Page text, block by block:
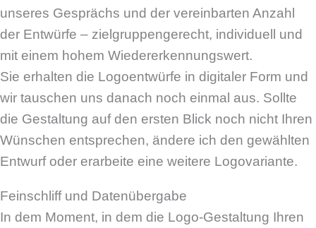
unseres Gesprächs und der vereinbarten Anzahl
der Entwürfe – zielgruppengerecht, individuell und
mit einem hohem Wiedererkennungswert.
Sie erhalten die Logoentwürfe in digitaler Form und
wir tauschen uns danach noch einmal aus. Sollte
die Gestaltung auf den ersten Blick noch nicht Ihren
Wünschen entsprechen, ändere ich den gewählten
Entwurf oder erarbeite eine weitere Logovariante.
Feinschliff und Datenübergabe
In dem Moment, in dem die Logo-Gestaltung Ihren